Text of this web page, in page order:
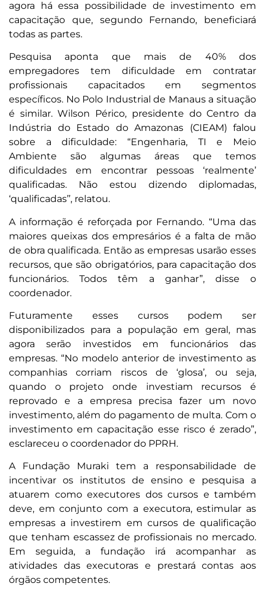
agora há essa possibilidade de investimento em
capacitação que, segundo Fernando, beneficiará
todas as partes.
Pesquisa aponta que mais de 40% dos
empregadores tem dificuldade em contratar
profissionais capacitados em segmentos
específicos. No Polo Industrial de Manaus a situação
é similar. Wilson Périco, presidente do Centro da
Indústria do Estado do Amazonas (CIEAM) falou
sobre a dificuldade: “Engenharia, TI e Meio
Ambiente são algumas áreas que temos
dificuldades em encontrar pessoas ‘realmente’
qualificadas. Não estou dizendo diplomadas,
‘qualificadas’’, relatou.
A informação é reforçada por Fernando. “Uma das
maiores queixas dos empresários é a falta de mão
de obra qualificada. Então as empresas usarão esses
recursos, que são obrigatórios, para capacitação dos
funcionários. Todos têm a ganhar”, disse o
coordenador.
Futuramente esses cursos podem ser
disponibilizados para a população em geral, mas
agora serão investidos em funcionários das
empresas. “No modelo anterior de investimento as
companhias corriam riscos de ‘glosa’, ou seja,
quando o projeto onde investiam recursos é
reprovado e a empresa precisa fazer um novo
investimento, além do pagamento de multa. Com o
investimento em capacitação esse risco é zerado”,
esclareceu o coordenador do PPRH.
A Fundação Muraki tem a responsabilidade de
incentivar os institutos de ensino e pesquisa a
atuarem como executores dos cursos e também
deve, em conjunto com a executora, estimular as
empresas a investirem em cursos de qualificação
que tenham escassez de profissionais no mercado.
Em seguida, a fundação irá acompanhar as
atividades das executoras e prestará contas aos
órgãos competentes.